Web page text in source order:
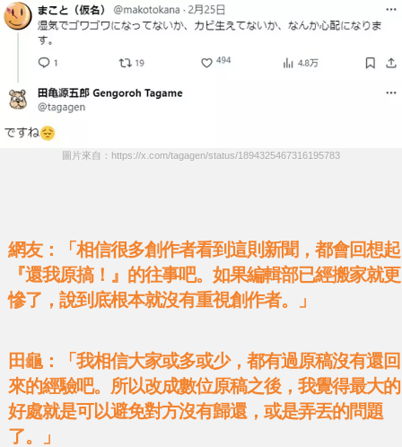
圖片來自：https://x.com/tagagen/status/1894325467316195783
網友：「相信很多創作者看到這則新聞，都會回想起
『還我原搞！』的往事吧。如果編輯部已經搬家就更
慘了，說到底根本就沒有重視創作者。」
田龜：「我相信大家或多或少，都有過原稿沒有還回
來的經驗吧。所以改成數位原稿之後，我覺得最大的
好處就是可以避免對方沒有歸還，或是弄丟的問題
了。
」